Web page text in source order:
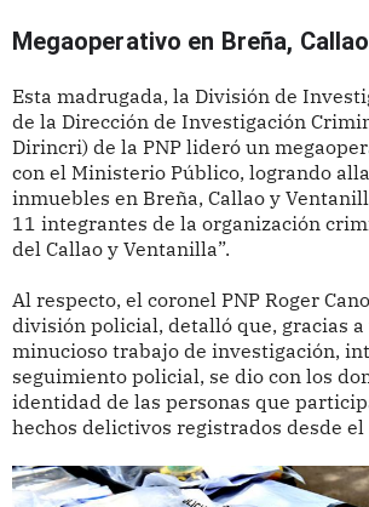
Megaoperativo en Breña,
Esta madrugada, la División de
de la Dirección de Investigación
Dirincri) de la PNP lideró un
con el Ministerio Público, logrando
inmuebles en Breña, Callao y
11 integrantes de la organización
del Callao y Ventanilla”.
Al respecto, el coronel PNP Roger
división policial, detalló que, gracias
minucioso trabajo de investigación,
seguimiento policial, se dio con los
identidad de las personas que
hechos delictivos registrados desde el